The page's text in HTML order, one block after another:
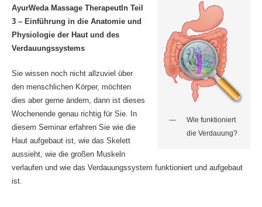
Wie funktioniert
die Verdauung?
AyurWeda Massage TherapeutIn Teil
3 – Einführung in die Anatomie und
Physiologie der Haut und des
Verdauungssystems
Sie wissen noch nicht allzuviel über
den menschlichen Körper, möchten
dies aber gerne ändern, dann ist dieses
Wochenende genau richtig für Sie. In
diesem Seminar erfahren Sie wie die
Haut aufgebaut ist, wie das Skelett
aussieht, wie die großen Muskeln
verlaufen und wie das Verdauungssystem funktioniert und aufgebaut
ist.